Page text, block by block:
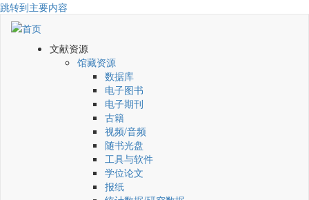
跳转到主要内容
文献资源
馆藏资源
数据库
电子图书
电子期刊
古籍
视频/音频
随书光盘
工具与软件
学位论文
报纸